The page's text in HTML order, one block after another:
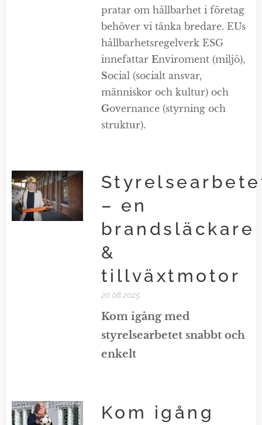
pratar om hållbarhet i företag
behöver vi tänka bredare. EUs
hållbarhetsregelverk ESG
innefattar Enviroment (miljö),
Social (socialt ansvar,
människor och kultur) och
Governance (styrning och
struktur).
– en
brandsläckare
&
tillväxtmotor
20.08.2025
Kom igång med
styrelsearbetet snabbt och
enkelt
Kom igång